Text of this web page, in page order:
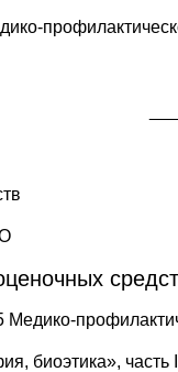
Медико-
биоэтика», часть